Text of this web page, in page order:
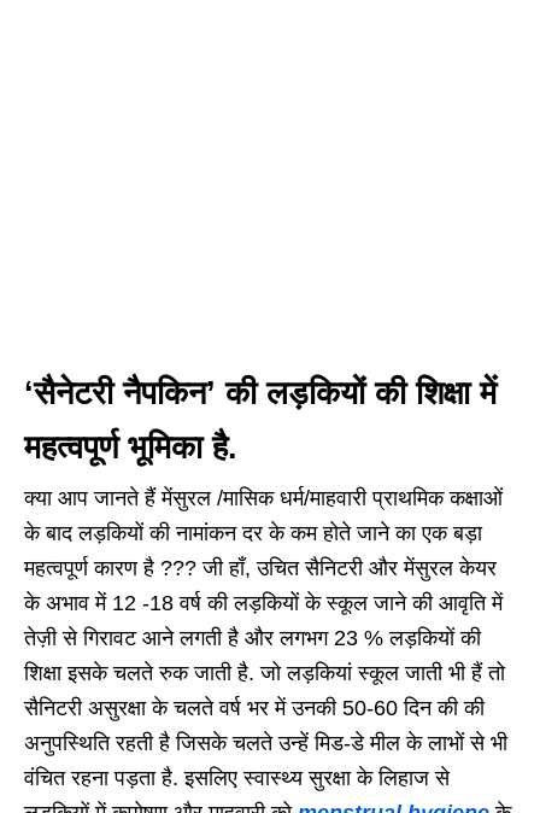
‘सैनेटरी नैपकिन’ की लड़कियों की शिक्षा में
महत्वपूर्ण भूमिका है.
क्या आप जानते हैं मेंसुरल /मासिक धर्म/माहवारी प्राथमिक कक्षाओं
के बाद लड़कियों की नामांकन दर के कम होते जाने का एक बड़ा
महत्वपूर्ण कारण है ??? जी हाँ, उचित सैनिटरी और मेंसुरल केयर
के अभाव में 12 -18 वर्ष की लड़कियों के स्कूल जाने की आवृति में
तेज़ी से गिरावट आने लगती है और लगभग 23 % लड़कियों की
शिक्षा इसके चलते रुक जाती है. जो लड़कियां स्कूल जाती भी हैं तो
सैनिटरी असुरक्षा के चलते वर्ष भर में उनकी 50-60 दिन की की
अनुपस्थिति रहती है जिसके चलते उन्हें मिड-डे मील के लाभों से भी
वंचित रहना पड़ता है. इसलिए स्वास्थ्य सुरक्षा के लिहाज से